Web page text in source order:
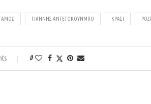
ΓΆΜΟΣ ΓΙΆΝΝΗΣ ΑΝΤΕΤΟΚΟΎΝΜΠΟ ΚΡΑΣΊ
0